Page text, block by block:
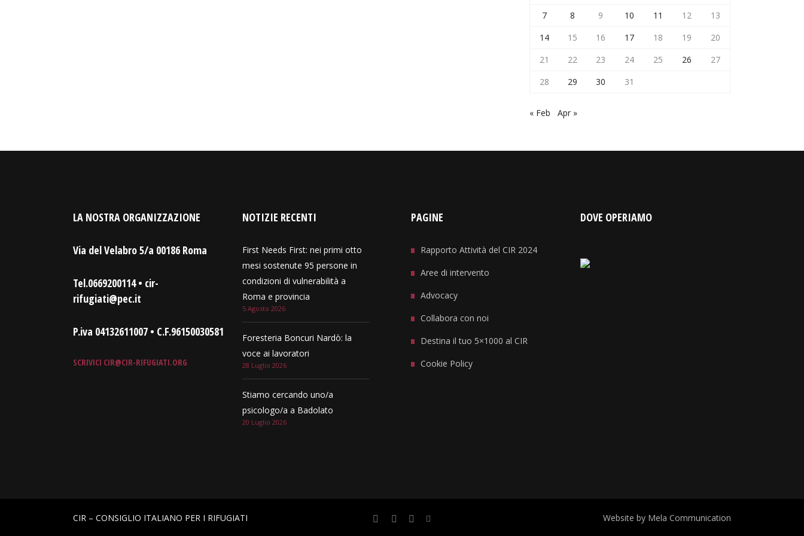
7 8 9 10 11 12
13
14
15 16 17 18 19
20
21
22 23 24 25 26
27
28
29 30 31
« Feb Apr »
LA NOSTRA ORGANIZZAZIONE
Via del Velabro 5/a 00186 Roma
Tel.0669200114 • cir-
rifugiati@pec.it
P.iva 04132611007 • C.F.96150030581
SCRIVICI CIR@CIR-RIFUGIATI.ORG
NOTIZIE RECENTI
First Needs First: nei primi otto
mesi sostenute 95 persone in
condizioni di vulnerabilità a
Roma e provincia
5 Agosto 2026
Foresteria Boncuri Nardò: la
voce ai lavoratori
28 Luglio 2026
Stiamo cercando uno/a
psicologo/a a Badolato
20 Luglio 2026
PAGINE
Rapporto Attività del CIR 2024
Aree di intervento
Advocacy
Collabora con noi
Destina il tuo 5×1000 al CIR
Cookie Policy
DOVE OPERIAMO
CIR – CONSIGLIO ITALIANO PER I RIFUGIATI Website by Mela Communication